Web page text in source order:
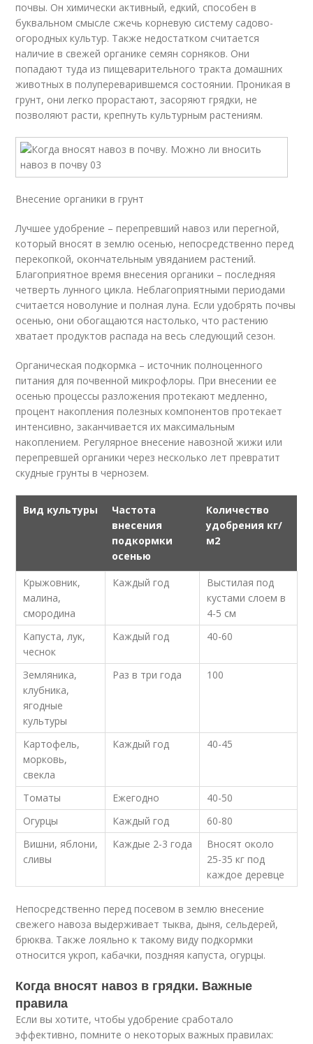
почвы. Он химически активный, едкий, способен в
буквальном смысле сжечь корневую систему садово-
огородных культур. Также недостатком считается
наличие в свежей органике семян сорняков. Они
попадают туда из пищеварительного тракта домашних
животных в полупереварившемся состоянии. Проникая в
грунт, они легко прорастают, засоряют грядки, не
позволяют расти, крепнуть культурным растениям.
Внесение органики в грунт
Лучшее удобрение – перепревший навоз или перегной,
который вносят в землю осенью, непосредственно перед
перекопкой, окончательным увяданием растений.
Благоприятное время внесения органики – последняя
четверть лунного цикла. Неблагоприятными периодами
считается новолуние и полная луна. Если удобрять почвы
осенью, они обогащаются настолько, что растению
хватает продуктов распада на весь следующий сезон.
Органическая подкормка – источник полноценного
питания для почвенной микрофлоры. При внесении ее
осенью процессы разложения протекают медленно,
процент накопления полезных компонентов протекает
интенсивно, заканчивается их максимальным
накоплением. Регулярное внесение навозной жижи или
перепревшей органики через несколько лет превратит
скудные грунты в чернозем.
Вид культуры
Частота
внесения
подкормки
осенью
Количество
удобрения кг/
м2
Крыжовник,
малина,
смородина
Каждый год
Выстилая под
кустами слоем в
4-5 см
Капуста, лук,
чеснок
Каждый год 40-60
Земляника,
клубника,
ягодные
культуры
Раз в три года 100
Картофель,
морковь,
свекла
Каждый год 40-45
Томаты Ежегодно
40-50
Огурцы
Каждый год
60-80
Вишни, яблони,
сливы
Каждые 2-3 года
Вносят около
25-35 кг под
каждое деревце
Непосредственно перед посевом в землю внесение
свежего навоза выдерживает тыква, дыня, сельдерей,
брюква. Также лояльно к такому виду подкормки
относится укроп, кабачки, поздняя капуста, огурцы.
Когда вносят навоз в грядки. Важные
правила
Если вы хотите, чтобы удобрение сработало
эффективно, помните о некоторых важных правилах: